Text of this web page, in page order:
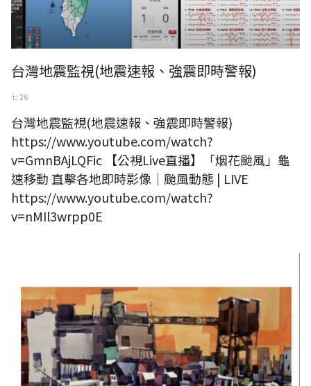
台灣地震監視(地震速報、強震即時警報)
七 26
台灣地震監視(地震速報、強震即時警報)
https://www.youtube.com/watch?
v=GmnBAjLQFic 【公視Live直播】「烟花颱風」龜
速移動 直擊各地即時影像｜颱風動態 | LIVE
https://www.youtube.com/watch?
v=nMIl3wrpp0E